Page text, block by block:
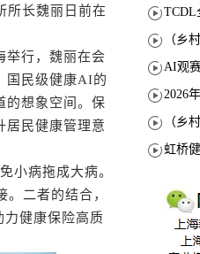
长魏丽日前在
行，魏丽在会
国民级健康AI的
的想象空间。保
居民健康管理意
小病拖成大病。
二者的结合，
力健康保险高质
TCDL